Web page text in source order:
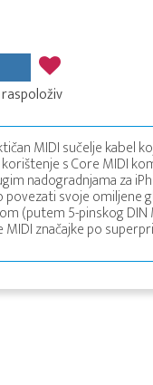
MIDI sučelje kabel
s Core MIDI
nadogradnjama za
svoje omiljene
(putem 5-pinskog
MIDI značajke po